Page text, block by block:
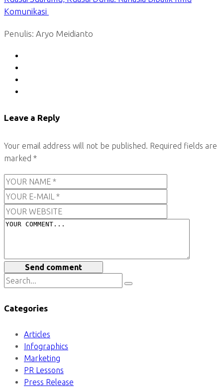
Komunikasi
Penulis: Aryo Meidianto
Leave a Reply
Your email address will not be published.
Required fields are
marked *
Send comment
Categories
Articles
Infographics
Marketing
PR Lessons
Press Release